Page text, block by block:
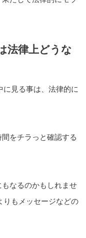
法律上どうな
に見る事は、法律的に
をチラっと確認する
なるのかもしれませ
りもメッセージなどの